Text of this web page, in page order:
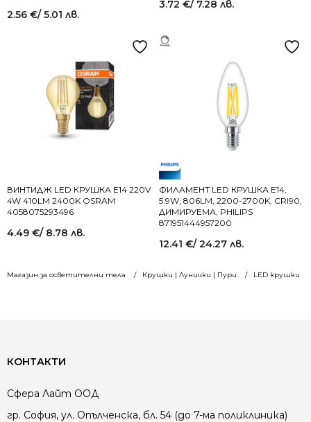
Магазин за осветителни тела Крушки | Лунички | Пури LED крушки
2.56 €/ 5.01 лв.
3.72 €/ 7.28 лв.
ВИНТИДЖ LED КРУШКА E14 220V
4W 410LM 2400K OSRAM
4058075293496
4.49 €/ 8.78 лв.
ФИЛАМЕНТ LED КРУШКА E14,
5.9W, 806LM, 2200-2700K, CRI90,
ДИМИРУЕМА, PHILIPS
871951444957200
12.41 €/ 24.27 лв.
КОНТАКТИ
Сфера Лайт ООД
гр. София, ул. Опълченска, бл. 54 (до 7-ма поликлиника)